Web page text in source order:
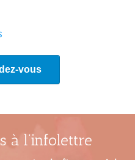
à l’infolettre